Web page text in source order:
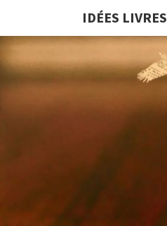
IDÉES LIVRES